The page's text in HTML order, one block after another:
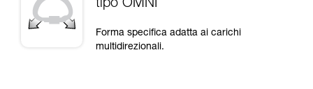
tipo OMNI
Forma specifica adatta ai carichi
multidirezionali.